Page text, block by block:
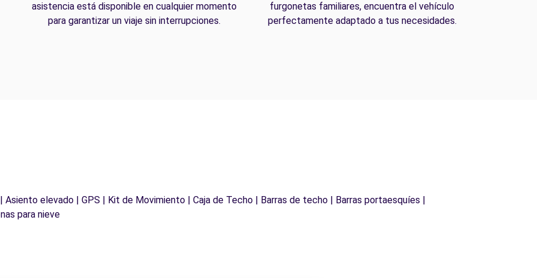
asistencia está disponible en cualquier momento
para garantizar un viaje sin interrupciones.
furgonetas familiares, encuentra el vehículo
perfectamente adaptado a tus necesidades.
elevado | GPS | Kit de Movimiento | Caja de Techo | Barras de techo | Barras portaesquíes |
para nieve